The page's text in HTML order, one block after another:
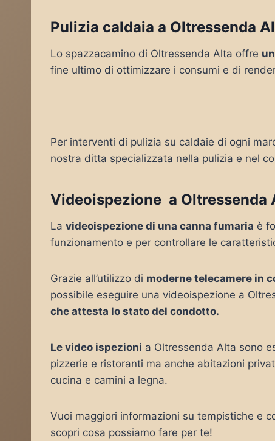
Pulizia caldaia a Oltressenda
Lo spazzacamino di Oltressenda Alta offre
fine ultimo di ottimizzare i consumi e di
Per interventi di pulizia su caldaie di ogni
nostra ditta specializzata nella pulizia e nel
Videoispezione a Oltressenda
La videoispezione di una canna fumaria è
funzionamento e per controllare le
Grazie all’utilizzo di moderne telecamere in
possibile eseguire una videoispezione a
che attesta lo stato del condotto.
Le video ispezioni a Oltressenda Alta sono
pizzerie e ristoranti ma anche abitazioni
cucina e camini a legna.
Vuoi maggiori informazioni su tempistiche e
scopri cosa possiamo fare per te!